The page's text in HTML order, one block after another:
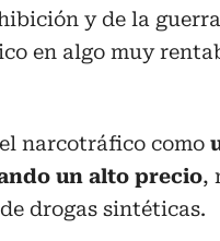
y de la guerra
en algo muy
narcotráfico como
un alto precio,
drogas sintéticas.